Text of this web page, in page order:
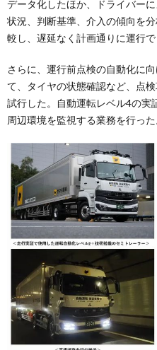
データ化したほか、ドライバー
状況、判断基準、介入の傾向を
較し、遅延なく計画通りに運行で
さらに、運行前点検の自動化に
て、タイヤの状態確認など、点
試行した。自動運転レベル4の実
周辺環境を監視する業務を行った